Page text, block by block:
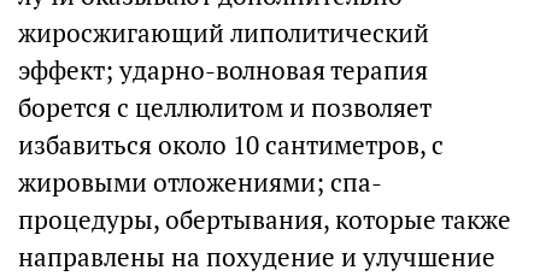
жиросжигающий липолитический
эффект; ударно-волновая терапия
борется с целлюлитом и позволяет
избавиться около 10 сантиметров, с
жировыми отложениями; спа-
процедуры, обертывания, которые также
направлены на похудение и улучшение